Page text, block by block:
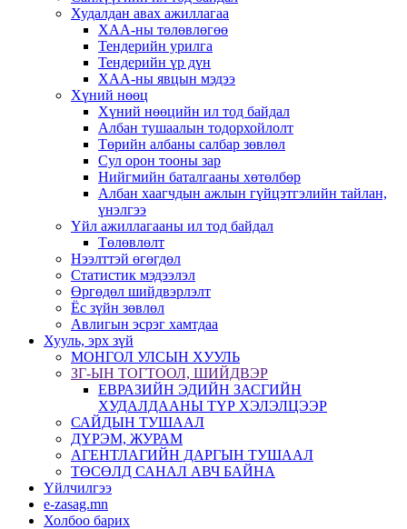
Худалдан авах ажиллагаа
ХАА-ны төлөвлөгөө
Тендерийн урилга
Тендерийн үр дүн
ХАА-ны явцын мэдээ
Хүний нөөц
Хүний нөөцийн ил тод байдал
Албан тушаалын тодорхойлолт
Төрийн албаны салбар зөвлөл
Сул орон тооны зар
Нийгмийн баталгааны хөтөлбөр
Албан хаагчдын ажлын гүйцэтгэлийн тайлан,
үнэлгээ
Үйл ажиллагааны ил тод байдал
Төлөвлөлт
Нээлттэй өгөгдөл
Статистик мэдээлэл
Өргөдөл шийдвэрлэлт
Ёс зүйн зөвлөл
Авлигын эсрэг хамтдаа
Хууль, эрх зүй
МОНГОЛ УЛСЫН ХУУЛЬ
ЗГ-ЫН ТОГТООЛ, ШИЙДВЭР
ЕВРАЗИЙН ЭДИЙН ЗАСГИЙН
ХУДАЛДААНЫ ТҮР ХЭЛЭЛЦЭЭР
САЙДЫН ТУШААЛ
ДҮРЭМ, ЖУРАМ
АГЕНТЛАГИЙН ДАРГЫН ТУШААЛ
ТӨСӨЛД САНАЛ АВЧ БАЙНА
Үйлчилгээ
e-zasag.mn
Холбоо барих